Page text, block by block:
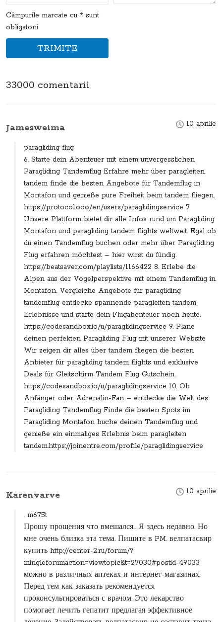
Câmpurile marcate cu * sunt
obligatorii
TRIMITE
33000 comentarii
10 aprilie
Jamesweima
paragliding flug
6. Starte dein Abenteuer mit einem unvergesslichen
Paragliding Tandemflug Erfahre mehr über paragleiten
tandem finde die besten Angebote für Tandemflug in
Montafon und genieße pure Freiheit beim tandem fliegen.
https://protocol.ooo/en/users/paraglidingservice 7.
Unsere Plattform bietet dir alle Infos rund um Paragliding
Montafon und paragliding tandem flights weltweit. Egal ob
du einen Tandemflug buchen oder mehr über Paragliding
Flug erfahren möchtest – hier wirst du fündig.
https://beatsaver.com/playlists/1166422 8. Erlebe die
Alpen aus der Vogelperspektive mit einem Tandemflug in
Montafon. Vergleiche Angebote für paragliding
tandemflug entdecke spannende paragleiten tandem
Erlebnisse und starte dein Flugabenteuer noch heute.
https://codesandbox.io/u/paraglidingservice 9. Plane
deinen perfekten Paragliding Flug mit unserer Website
Wir zeigen dir alles über tandem fliegen die besten
Anbieter für paragliding tandem flights und exklusive
Deals für Gleitschirm Tandem Flug Gutschein.
https://codesandbox.io/u/paraglidingservice 10. Ob
Anfänger oder Adrenalin-Fan – entdecke die Welt des
Paragliding Tandemflug Finde die besten Spots im
Paragliding Montafon buche deinen Tandemflug und
genieße ein einmaliges Erlebnis beim paragleiten
tandem.https://joinentre.com/profile/paraglidingservice
10 aprilie
Karenvarve
. m675t
Прошу прощения что вмешался... Я здесь недавно. Но
мне очень близка эта тема. Пишите в PM. велпатасвир
купить http://center-2.ru/forum/?
mingleforumaction=viewtopic&t=27030#postid-49033
можно в различных аптеках и интернет-магазинах.
Перед тем как заказать рекомендуется
проконсультироваться с врачом. Это лекарство
помогает лечить гепатит предлагая эффективное